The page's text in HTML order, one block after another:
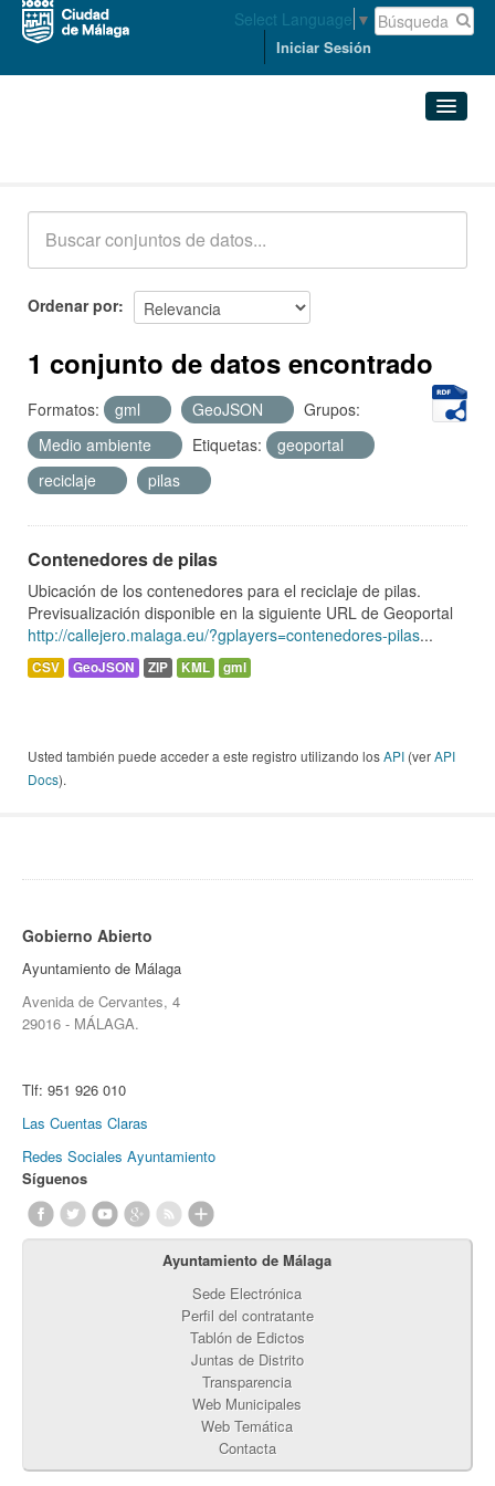
Select Language ▼
Iniciar Sesión
Acerca de
Ordenar por
1 conjunto de datos encontrado
Formatos: gml GeoJSON
Grupos:
Medio ambiente
Etiquetas:
geoportal
reciclaje
pilas
Contenedores de pilas
Ubicación de los contenedores para el reciclaje de pilas.
Previsualización disponible en la siguiente URL de Geoportal
http://callejero.malaga.eu/?gplayers=contenedores-pilas...
CSV GeoJSON ZIP KML gml
Usted también puede acceder a este registro utilizando losAPI (verAPI
Docs).
Gobierno Abierto
Ayuntamiento de Málaga
Avenida de Cervantes, 4
29016 - MÁLAGA.
Tlf: 951 926 010
Las Cuentas Claras
Redes Sociales Ayuntamiento
Síguenos
Ayuntamiento de Málaga
Sede Electrónica
Perfil del contratante
Tablón de Edictos
Juntas de Distrito
Transparencia
Web Municipales
Web Temática
Contacta